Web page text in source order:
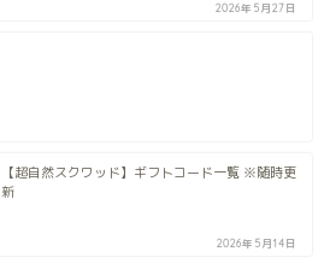
2026年5月27日
【超自然スクワッド】ギフトコード一覧 ※随時更
新
2026年5月14日